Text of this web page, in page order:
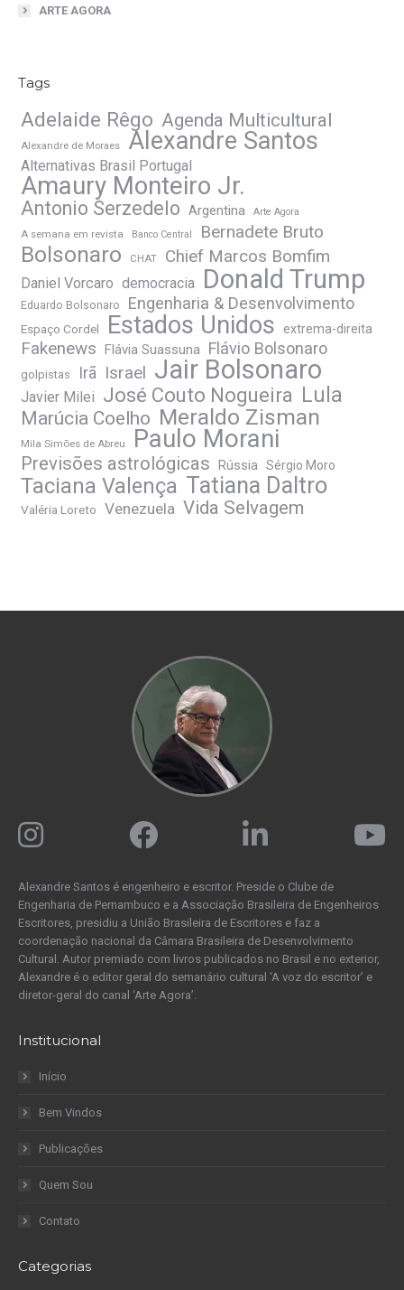
ARTE AGORA
Tags
Adelaide Rêgo Agenda Multicultural
Alexandre de Moraes Alexandre Santos
Alternativas Brasil Portugal
Amaury Monteiro Jr.
Antonio Serzedelo Argentina Arte Agora
A semana em revista Banco Central Bernadete Bruto
Bolsonaro CHAT Chief Marcos Bomfim
Daniel Vorcaro democracia Donald Trump
Eduardo Bolsonaro Engenharia & Desenvolvimento
Espaço Cordel Estados Unidos extrema-direita
Fakenews Flávia Suassuna Flávio Bolsonaro
golpistas Irã Israel Jair Bolsonaro
Javier Milei José Couto Nogueira Lula
Marúcia Coelho Meraldo Zisman
Mila Simões de Abreu Paulo Morani
Previsões astrológicas Rússia Sérgio Moro
Taciana Valença Tatiana Daltro
Valéria Loreto Venezuela Vida Selvagem
Alexandre Santos é engenheiro e escritor. Preside o Clube de
Engenharia de Pernambuco e a Associação Brasileira de Engenheiros
Escritores, presidiu a União Brasileira de Escritores e faz a
coordenação nacional da Câmara Brasileira de Desenvolvimento
Cultural. Autor premiado com livros publicados no Brasil e no exterior,
Alexandre é o editor geral do semanário cultural ‘A voz do escritor’ e
diretor-geral do canal ‘Arte Agora’.
Institucional
Início
Bem Vindos
Publicações
Quem Sou
Contato
Categorias